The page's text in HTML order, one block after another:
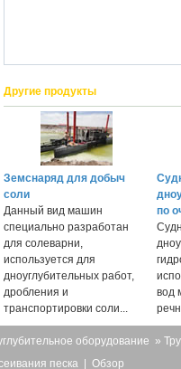
Другие продукты
Земснаряд для добыч
соли
Данный вид машин
специально разработан
для солеварни,
используется для
дноуглубительных работ,
дробления и
транспортировки соли...
по
вод
оборудование »
песка Обзор